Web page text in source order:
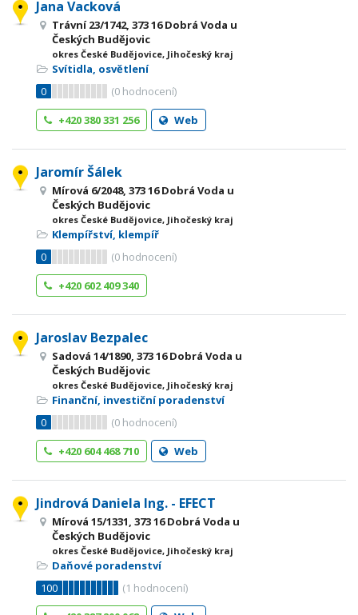
Jana Vacková
Trávní 23/1742, 373 16 Dobrá Voda u
Českých Budějovic
okres České Budějovice, Jihočeský kraj
Svítidla, osvětlení
0
(0 hodnocení)
+420 380 331 256
Web
Jaromír Šálek
Mírová 6/2048, 373 16 Dobrá Voda u
Českých Budějovic
okres České Budějovice, Jihočeský kraj
Klempířství, klempíř
0
(0 hodnocení)
+420 602 409 340
Jaroslav Bezpalec
Sadová 14/1890, 373 16 Dobrá Voda u
Českých Budějovic
okres České Budějovice, Jihočeský kraj
Finanční, investiční poradenství
0
(0 hodnocení)
+420 604 468 710
Web
Jindrová Daniela Ing. - EFECT
Mírová 15/1331, 373 16 Dobrá Voda u
Českých Budějovic
okres České Budějovice, Jihočeský kraj
Daňové poradenství
100
(1 hodnocení)